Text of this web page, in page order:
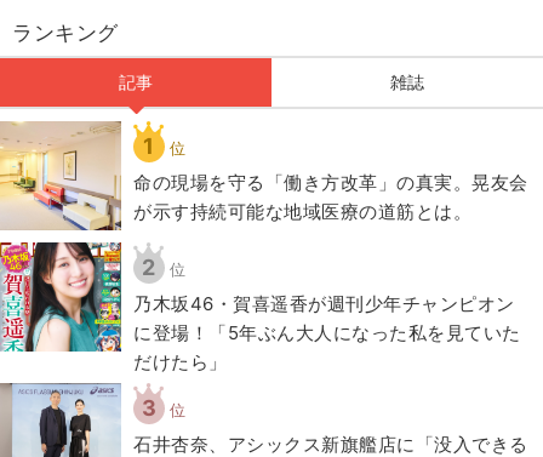
ランキング
記事 雑誌
1 位
​命の現場を守る「働き方改革」の真実。晃友会
が示す持続可能な地域医療の道筋とは。
2 位
乃木坂46・賀喜遥香が週刊少年チャンピオン
に登場！「5年ぶん大人になった私を見ていた
だけたら」
3 位
石井杏奈、アシックス新旗艦店に「没入できる